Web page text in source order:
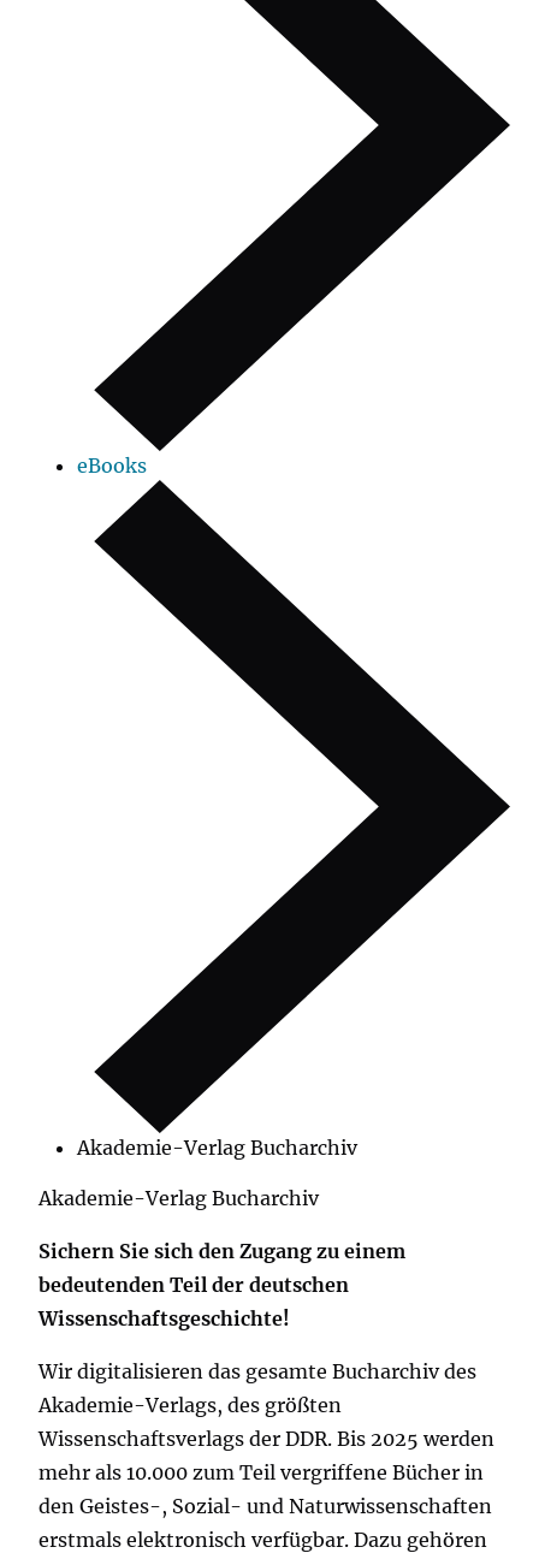
eBooks
Akademie-Verlag Bucharchiv
Akademie-Verlag Bucharchiv
Sichern Sie sich den Zugang zu einem
bedeutenden Teil der deutschen
Wissenschaftsgeschichte!
Wir digitalisieren das gesamte Bucharchiv des
Akademie-Verlags, des größten
Wissenschaftsverlags der DDR. Bis 2025 werden
mehr als 10.000 zum Teil vergriffene Bücher in
den Geistes-, Sozial- und Naturwissenschaften
erstmals elektronisch verfügbar. Dazu gehören